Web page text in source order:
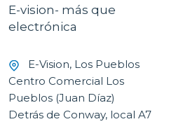
E-vision- más que
electrónica
E-Vision, Los Pueblos
Centro Comercial Los
Pueblos (Juan Díaz)
Detrás de Conway, local A7